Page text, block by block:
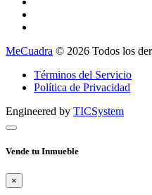
MeCuadra © 2026 Todos los
Términos del Servicio
Política de Privacidad
Engineered by TICSystem
Vende tu Inmueble
×